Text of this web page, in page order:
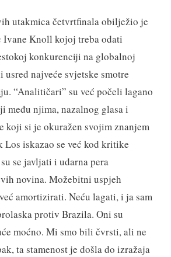
utakmica četvrtfinala obilježio je
Ivane Knoll kojoj treba odati
konkurenciji na globalnoj
usred najveće svjetske smotre
“Analitičari” su već počeli lagano
među njima, nazalnog glasa i
koji si je okuražen svojim znanjem
Los iskazao se već kod kritike
se javljati i udarna pera
novina. Možebitni uspjeh
amortizirati. Neću lagati, i ja sam
protiv Brazila. Oni su
moćno. Mi smo bili čvrsti, ali ne
ta stamenost je došla do izražaja